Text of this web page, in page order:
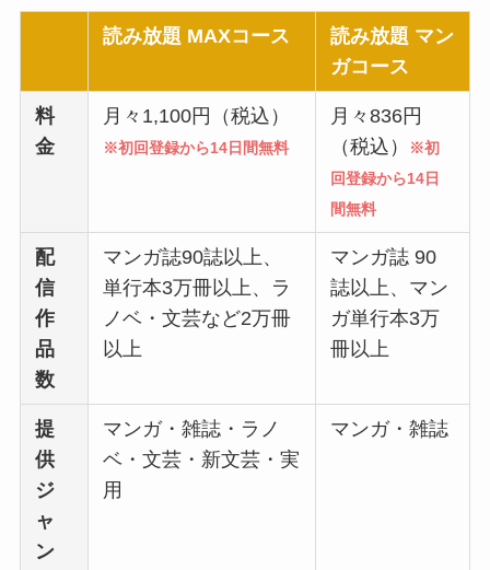
読み放題 MAXコース
読み放題 マン
ガコース
料
金
月々1,100円（税込）
※初回登録から14日間無料
月々836円
（税込）
※初
回登録から14日
間無料
配
信
作
品
数
マンガ誌90誌以上、
単行本3万冊以上、ラ
ノベ・文芸など2万冊
以上
マンガ誌 90
誌以上、マン
ガ単行本3万
冊以上
提
供
ジ
ャ
ン
マンガ・雑誌・ラノ
ベ・文芸・新文芸・実
用
マンガ・雑誌